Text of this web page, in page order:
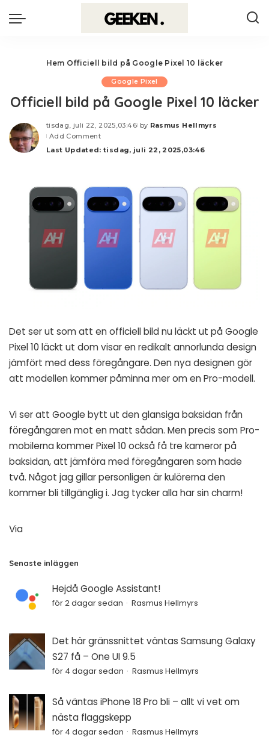
Hem Officiell bild på Google Pixel 10 läcker
Google Pixel
Officiell bild på Google Pixel 10 läcker
tisdag, juli 22, 2025,03:46
Posted
by Rasmus Hellmyrs
Add Comment
Last Updated: tisdag, juli 22, 2025,03:46
Det ser ut som att en officiell bild nu läckt ut på Google
Pixel 10 läckt ut dom visar en redikalt annorlunda design
jämfört med dess föregångare. Den nya designen gör
att modellen kommer påminna mer om en Pro-modell.
Vi ser att Google bytt ut den glansiga baksidan från
föregångaren mot en matt sådan. Men precis som Pro-
mobilerna kommer Pixel 10 också få tre kameror på
baksidan, att jämföra med föregångaren som hade
två. Något jag gillar personligen är kulörerna den
kommer bli tillgänglig i. Jag tycker alla har sin charm!
Via
Senaste inläggen
Hejdå Google Assistant!
för 2 dagar sedan Rasmus Hellmyrs
Det här gränssnittet väntas Samsung Galaxy
S27 få – One UI 9.5
för 4 dagar sedan Rasmus Hellmyrs
Så väntas iPhone 18 Pro bli – allt vi vet om
nästa flaggskepp
för 4 dagar sedan Rasmus Hellmyrs